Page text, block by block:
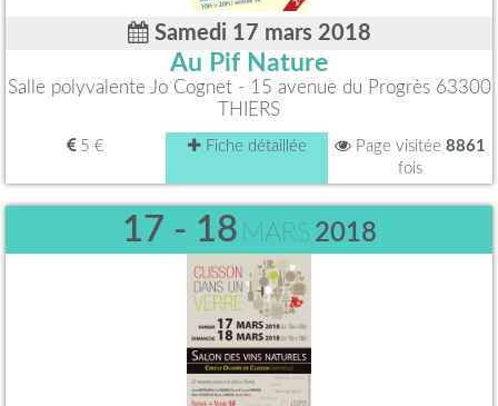
Samedi 17 mars 2018
Au Pif Nature
Salle polyvalente Jo Cognet - 15 avenue du Progrès 63300
THIERS
5 € Fiche détaillée Page visitée 8861
fois
17 - 18 MARS 2018